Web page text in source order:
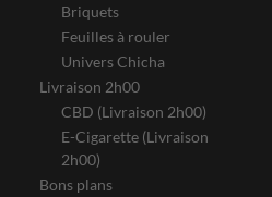
Briquets
Feuilles à rouler
Univers Chicha
Livraison 2h00
CBD (Livraison 2h00)
E-Cigarette (Livraison
2h00)
Bons plans